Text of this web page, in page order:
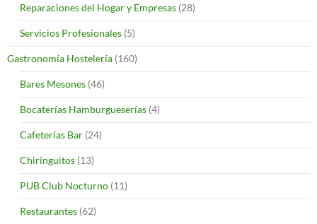
Reparaciones del Hogar y Empresas (28)
Servicios Profesionales (5)
Gastronomía Hostelería (160)
Bares Mesones (46)
Bocaterías Hamburgueserías (4)
Cafeterías Bar (24)
Chiringuitos (13)
PUB Club Nocturno (11)
Restaurantes (62)